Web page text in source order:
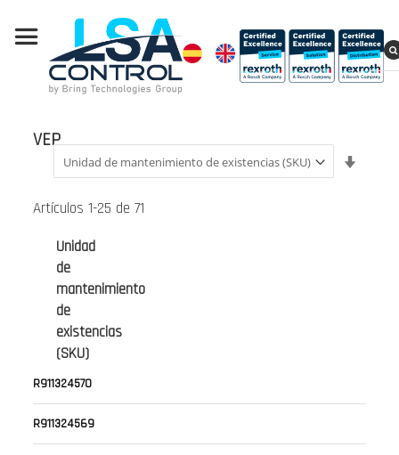
VEP
Artículos1-25 de71
Unidad
de
mantenimiento
de
existencias
(SKU)
R911324570
R911324569